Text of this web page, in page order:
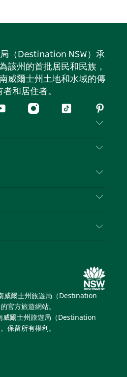
（Destination NSW）承
該州的首批居民和民族，
威爾士州土地和水域的傳
者和居住者。
Instagram
抖
Destination NSW）媒體中
威爾士州旅遊局（Destination
官方旅遊網站。
威爾士州旅遊局（Destination
保留所有權利。